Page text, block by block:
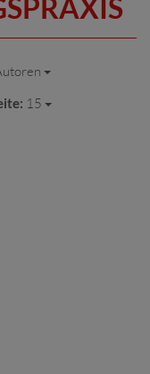
15